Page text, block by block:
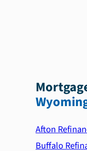
Afton
Buffalo